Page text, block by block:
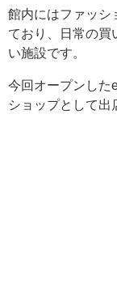
館内にはファッシ
ており、日常の買
い施設です。
今回オープンした
ショップとして出